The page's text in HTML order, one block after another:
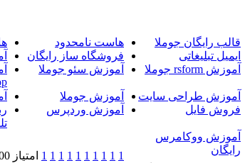
قالب رایگان جوملا هاست نامحدود
ایمیل تبلیغاتی فروشگاه ساز رایگان
آموزش rsform جوملا آموزش سئو جوملا
آموزش طراحی سایت
فروش فایل
آموزش جوملا
آموزش وردپرس
آموزش ووکامرس
رایگان
1
1
1
1
1
1
1
1
1
1 امتیاز 0.00 (0 رای)